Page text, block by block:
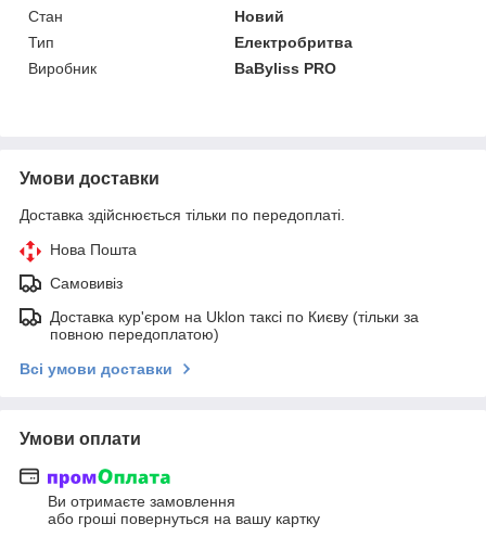
Стан
Новий
Тип
Електробритва
Виробник
BaByliss PRO
Умови доставки
Доставка здійснюється тільки по передоплаті.
Нова Пошта
Самовивіз
Доставка кур'єром на Uklon таксі по Києву (тільки за
повною передоплатою)
Всі умови доставки
Умови оплати
Ви отримаєте замовлення
або гроші повернуться на вашу картку